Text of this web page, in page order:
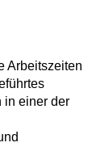
Arbeitszeiten
in einer der